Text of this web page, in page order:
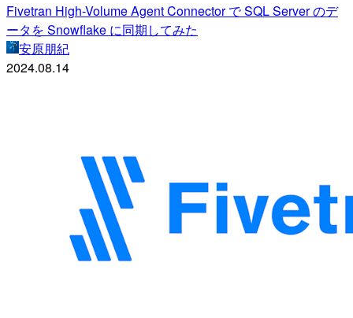
Fivetran High-Volume Agent Connector で SQL Server のデ
ータを Snowflake に同期してみた
安原朋紀
2024.08.14